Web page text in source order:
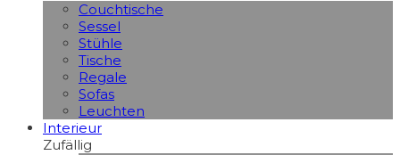
Couchtische
Sessel
Stühle
Tische
Regale
Sofas
Leuchten
Interieur
Zufällig